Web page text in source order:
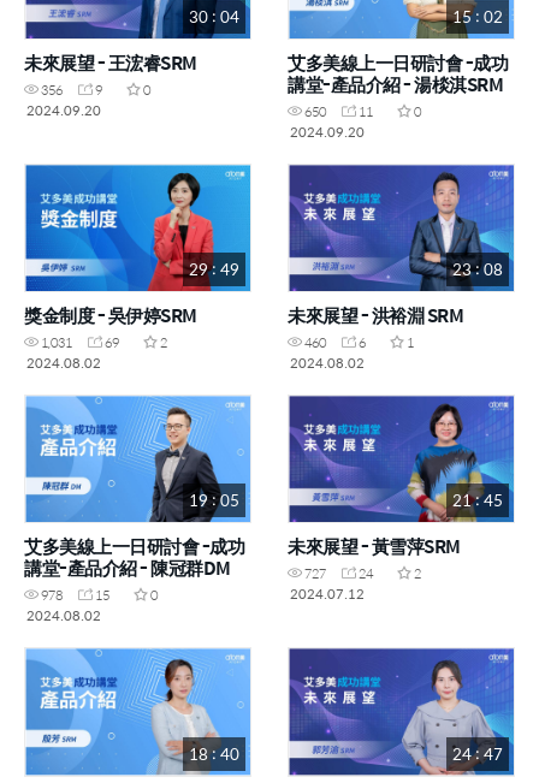
30 : 04
未來展望 - 王浤睿SRM
356 9
0
2024.09.20
15 : 02
艾多美線上一日研討會 -成功
講堂-產品介紹 - 湯棪淇SRM
650 11
0
2024.09.20
29 : 49
獎金制度 - 吳伊婷SRM
1,031 69
2
2024.08.02
23 : 08
未來展望 - 洪裕淵 SRM
460 6
1
2024.08.02
19 : 05
艾多美線上一日研討會 -成功
講堂-產品介紹 - 陳冠群DM
978 15
0
2024.08.02
21 : 45
未來展望 - 黃雪萍SRM
727 24
2
2024.07.12
18 : 40 24 : 47